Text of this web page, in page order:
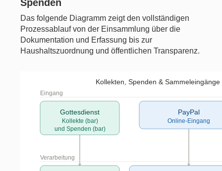
Spenden
Das folgende Diagramm zeigt den vollständigen
Prozessablauf von der Einsammlung über die
Dokumentation und Erfassung bis zur
Haushaltszuordnung und öffentlichen Transparenz.
Kollekten, Spenden &
Eingang
Gottesdienst
Kollekte (bar)
und Spenden (bar)
PayPal
Online-Eingang
Verarbeitung